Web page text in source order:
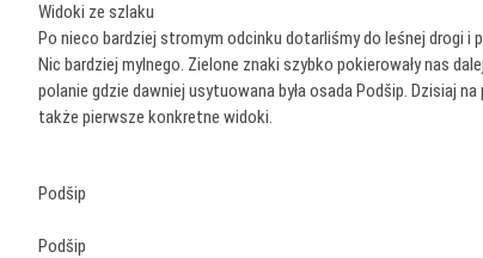
Widoki ze szlaku
Po nieco bardziej stromym odcinku dotarliśmy do leśnej drogi i
Nic bardziej mylnego. Zielone znaki szybko pokierowały nas
polanie gdzie dawniej usytuowana była osada Podšip. Dzisiaj
także pierwsze konkretne widoki.
Podšip
Podšip